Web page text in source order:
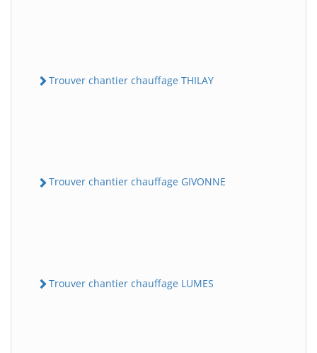
Trouver chantier chauffage THILAY
Trouver chantier chauffage GIVONNE
Trouver chantier chauffage LUMES